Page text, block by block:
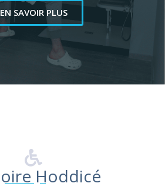
EN SAVOIR PLUS
Hoddicé